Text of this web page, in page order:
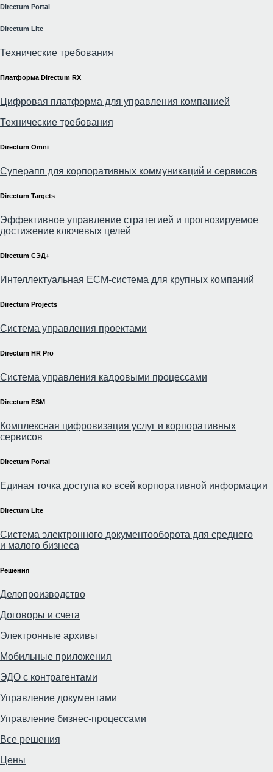
Directum Portal
Directum Lite
Технические требования
Платформа Directum RX
Цифровая платформа для управления компанией
Технические требования
Directum Omni
Суперапп для корпоративных коммуникаций и сервисов
Directum Targets
Эффективное управление стратегией и прогнозируемое
достижение ключевых целей
Directum СЭД+
Интеллектуальная ECM-система для крупных компаний
Directum Projects
Система управления проектами
Directum HR Pro
Система управления кадровыми процессами
Directum ESM
Комплексная цифровизация услуг и корпоративных
сервисов
Directum Portal
Единая точка доступа ко всей корпоративной информации
Directum Lite
Система электронного документооборота для среднего
и малого бизнеса
Решения
Делопроизводство
Договоры и счета
Электронные архивы
Мобильные приложения
ЭДО с контрагентами
Управление документами
Управление бизнес-процессами
Все решения
Цены